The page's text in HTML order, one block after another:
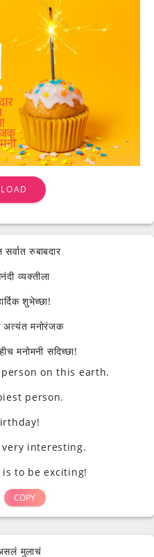
रुबाबदार
व्यक्तीला
शुभेच्छा!
अत्यंत मनोरंजक
मनोमनी सदिच्छा!
on this earth.
person.
interesting.
to be exciting!
COPY
मुलाचं